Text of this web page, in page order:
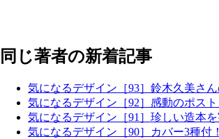
同じ著者の新着記事
気になるデザイン［93］鈴木久美さ
気になるデザイン［92］感動のポス
気になるデザイン［91］珍しい造本
気になるデザイン［90］カバー3種付